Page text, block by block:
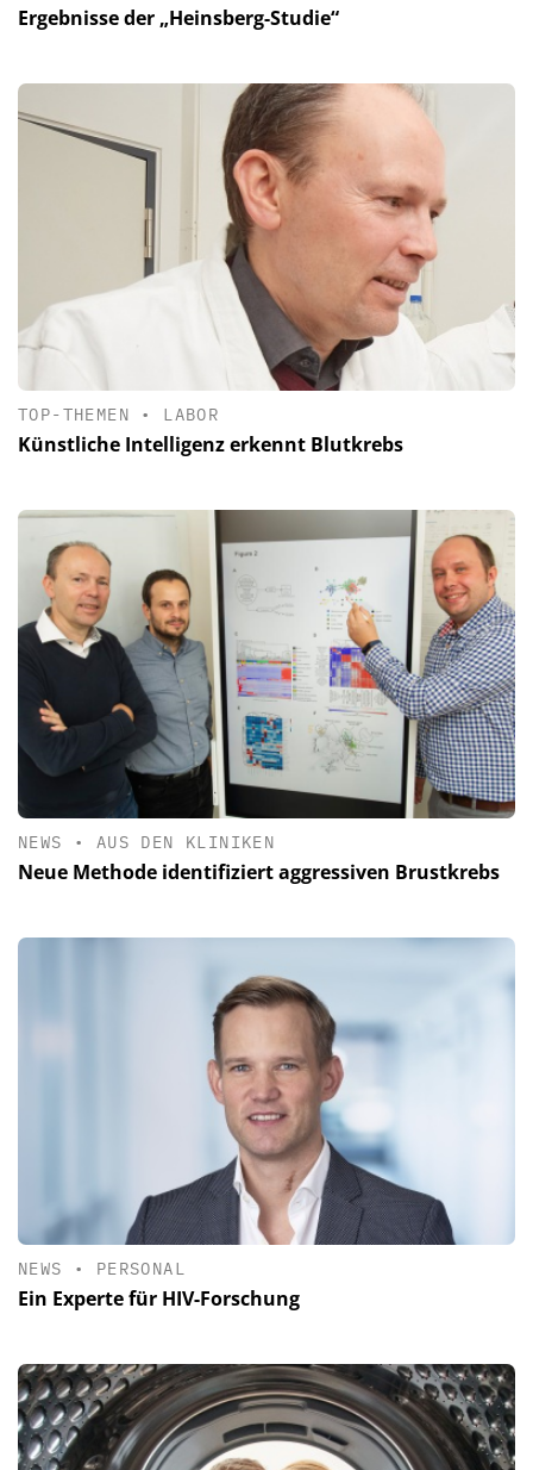
Ergebnisse der „Heinsberg-Studie“
TOP-THEMEN • LABOR
Künstliche Intelligenz erkennt Blutkrebs
NEWS • AUS DEN KLINIKEN
Neue Methode identifiziert aggressiven Brustkrebs
NEWS • PERSONAL
Ein Experte für HIV-Forschung